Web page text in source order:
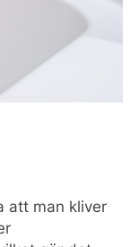
att man kliver